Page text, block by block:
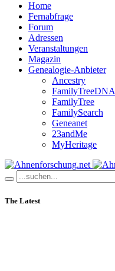
Home
Fernabfrage
Forum
Adressen
Veranstaltungen
Magazin
Genealogie-Anbieter
Ancestry
FamilyTreeDNA
FamilyTree
FamilySearch
Geneanet
23andMe
MyHeritage
The Latest